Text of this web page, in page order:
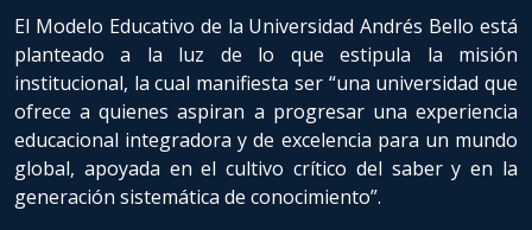
El Modelo Educativo de la Universidad Andrés Bello está
planteado a la luz de lo que estipula la misión
institucional, la cual manifiesta ser “una universidad que
ofrece a quienes aspiran a progresar una experiencia
educacional integradora y de excelencia para un mundo
global, apoyada en el cultivo crítico del saber y en la
generación sistemática de conocimiento”.